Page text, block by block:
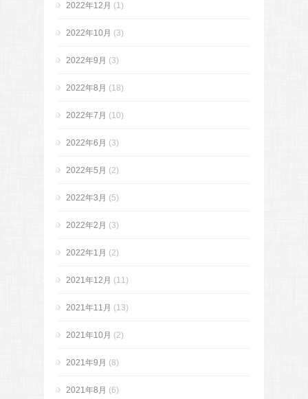
2022年12月 (1)
2022年10月 (3)
2022年9月 (3)
2022年8月 (18)
2022年7月 (10)
2022年6月 (3)
2022年5月 (2)
2022年3月 (5)
2022年2月 (3)
2022年1月 (2)
2021年12月 (11)
2021年11月 (13)
2021年10月 (2)
2021年9月 (8)
2021年8月 (6)